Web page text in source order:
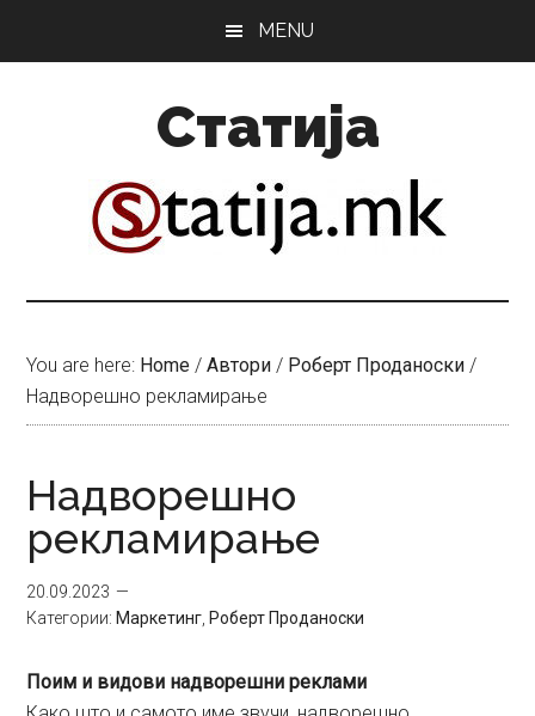
MENU
Статија
You are here: Home / Автори / Роберт Проданоски /
Надворешно рекламирање
Надворешно
рекламирање
20.09.2023
Категории: Маркетинг Роберт Проданоски
Поим и видови надворешни реклами